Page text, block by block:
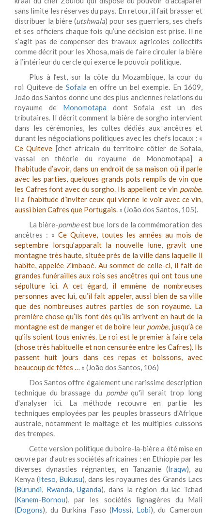
sans limite les réserves du pays. En retour, il fait brasser et
distribuer la bière (utshwala) pour ses guerriers, ses chefs
et ses officiers chaque fois qu’une décision est prise. Il ne
s’agit pas de compenser des travaux agricoles collectifs
comme décrit pour les Xhosa, mais de faire circuler la bière
à l’intérieur du cercle qui exerce le pouvoir politique.
Plus à l’est, sur la côte du Mozambique, la cour du
roi Quiteve de Sofala en offre un bel exemple. En 1609,
João dos Santos donne une des plus anciennes relations du
royaume de Monomotapa dont Sofala est un des
tributaires. Il décrit comment la bière de sorgho intervient
dans les cérémonies, les cultes dédiés aux ancêtres et
durant les négociations politiques avec les chefs locaux : «
Ce Quiteve [chef africain du territoire côtier de Sofala,
vassal en théorie du royaume de Monomotapa] a
l’habitude d’avoir, dans un endroit de sa maison où il parle
avec les parties, quelques grands pots remplis de vin que
les Cafres font avec du sorgho. Ils appellent ce vin pombe.
Il a l’habitude d’inviter ceux qui vienne le voir avec ce vin,
aussi bien Cafres que Portugais. » (João dos Santos, 105).
La bière-pombeest bue lors de la commémoration des
ancêtres : «Ce Quiteve, toutes les années au mois de
septembre lorsqu’apparaît la nouvelle lune, gravit une
montagne très haute, située près de la ville dans laquelle il
habite, appelée Zimbaoé. Au sommet de celle-ci, il fait de
grandes funérailles aux rois ses ancêtres qui ont tous une
sépulture ici. A cet égard, il emmène de nombreuses
personnes avec lui, qu’il fait appeler, aussi bien de sa ville
que des nombreuses autres parties de son royaume. La
première chose qu’ils font dès qu’ils arrivent en haut de la
montagne est de manger et de boire leur pombe, jusqu’à ce
qu’ils soient tous enivrés. Le roi est le premier à faire cela
(chose très habituelle et non censurée entre les Cafres). Ils
passent huit jours dans ces repas et boissons, avec
beaucoup de fêtes … » (João dos Santos, 106)
Dos Santos offre également une rarissime description
technique du brassage du pombequ'il serait trop long
d'analyser ici. La méthode recouvre en partie les
techniques employées par les peuples brasseurs d'Afrique
australe, notamment le maltage et les multiples cuissons
des trempes.
Cette version politique du boire-la-bière a été mise en
œuvre par d’autres sociétés africaines : en Ethiopie par les
diverses dynasties régnantes, en Tanzanie (Iraqw), au
Kenya (Iteso, Bukusu), dans les royaumes des Grands Lacs
(Burundi, Rwanda,Uganda), dans la région du lac Tchad
(Kanem-Bornou), par les sociétés lignagères du Mali
(Dogons), du Burkina Faso (Mossi, Lobi), du Cameroun